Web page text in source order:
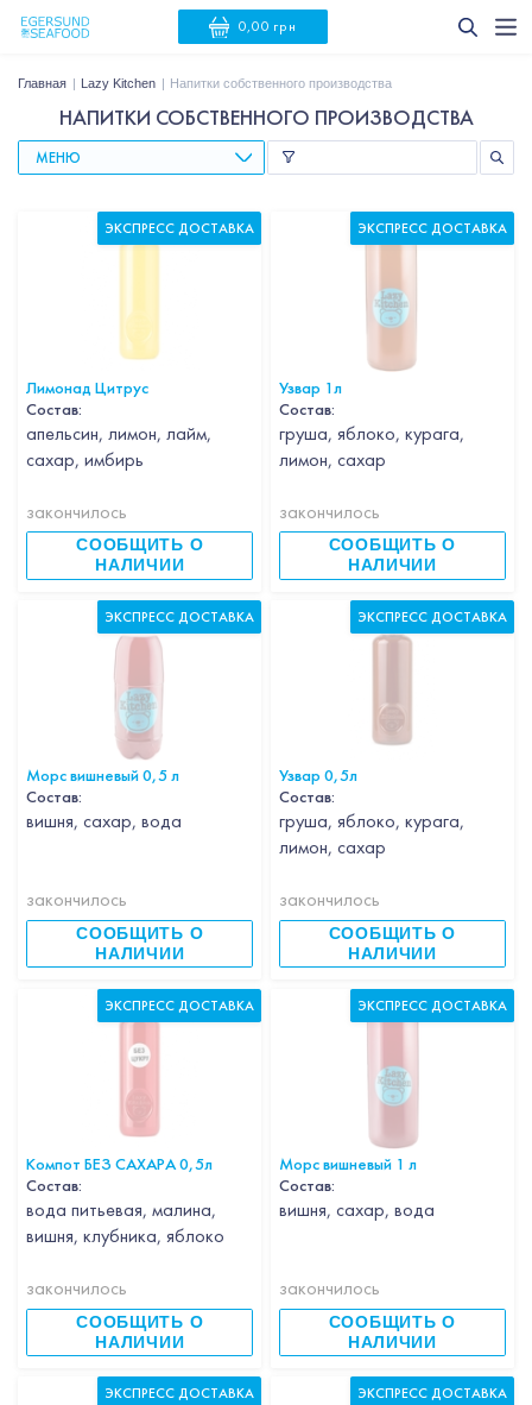
0,00 грн
Главная Lazy Kitchen Напитки собственного производства
НАПИТКИ СОБСТВЕННОГО ПРОИЗВОДСТВА
МЕНЮ
Лимонад Цитрус
Состав:
апельсин, лимон, лайм,
сахар, имбирь
закончилось
СООБЩИТЬ О
НАЛИЧИИ
ЭКСПРЕСС ДОСТАВКА
Узвар 1л
Состав:
груша, яблоко, курага,
лимон, сахар
закончилось
СООБЩИТЬ О
НАЛИЧИИ
ЭКСПРЕСС ДОСТАВКА
Морс вишневый 0,5 л
Состав:
вишня, сахар, вода
закончилось
СООБЩИТЬ О
НАЛИЧИИ
ЭКСПРЕСС ДОСТАВКА
Узвар 0,5л
Состав:
груша, яблоко, курага,
лимон, сахар
закончилось
СООБЩИТЬ О
НАЛИЧИИ
ЭКСПРЕСС ДОСТАВКА
Компот БЕЗ САХАРА 0,5л
Состав:
вода питьевая, малина,
вишня, клубника, яблоко
закончилось
СООБЩИТЬ О
НАЛИЧИИ
ЭКСПРЕСС ДОСТАВКА
Морс вишневый 1 л
Состав:
вишня, сахар, вода
закончилось
СООБЩИТЬ О
НАЛИЧИИ
ЭКСПРЕСС ДОСТАВКА
ЭКСПРЕСС ДОСТАВКА ЭКСПРЕСС ДОСТАВКА